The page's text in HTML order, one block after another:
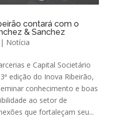
contará com o
& Sanchez
Notícia
e Capital Societário
edição do Inova Ribeirão,
conhecimento e boas
ao setor de
que fortaleçam seu...